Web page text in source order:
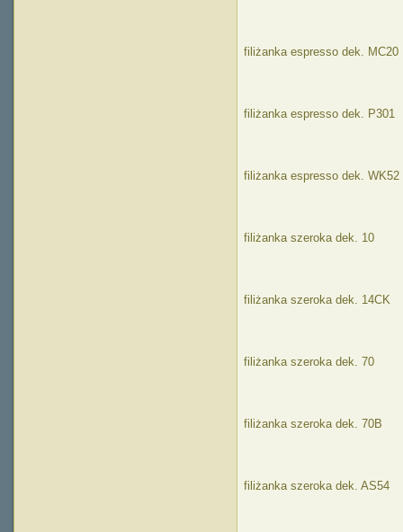
filiżanka espresso dek. MC20
filiżanka espresso dek. P301
filiżanka espresso dek. WK52
filiżanka szeroka dek. 10
filiżanka szeroka dek. 14CK
filiżanka szeroka dek. 70
filiżanka szeroka dek. 70B
filiżanka szeroka dek. AS54